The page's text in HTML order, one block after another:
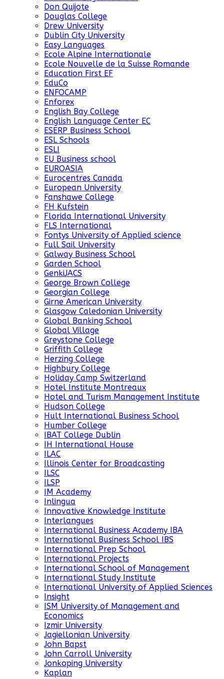
Don Quijote
Douglas College
Drew University
Dublin City University
Easy Languages
Ecole Alpine Internationale
Ecole Nouvelle de la Suisse Romande
Education First EF
EduCo
ENFOCAMP
Enforex
English Bay College
English Language Center EC
ESERP Business School
ESL Schools
ESLI
EU Business school
EUROASIA
Eurocentres Canada
European University
Fanshawe College
FH Kufstein
Florida International University
FLS International
Fontys University of Applied science
Full Sail University
Galway Business School
Garden School
GenkiJACS
George Brown College
Georgian College
Girne American University
Glasgow Caledonian University
Global Banking School
Global Village
Greystone College
Griffith College
Herzing College
Highbury College
Holiday Camp Switzerland
Hotel Institute Montreaux
Hotel and Turism Management Institute
Hudson College
Hult International Business School
Humber College
IBAT College Dublin
IH International House
ILAC
Illinois Center for Broadcasting
ILSC
ILSP
IM Academy
Inlingua
Innovative Knowledge Institute
Interlangues
International Business Academy IBA
International Business School IBS
International Prep School
International Projects
International School of Management
International Study Institute
International University of Applied Sciences
Insight
ISM University of Management and
Economics
Izmir University
Jagiellonian University
John Bapst
John Carroll University
Jonkoping University
Kaplan